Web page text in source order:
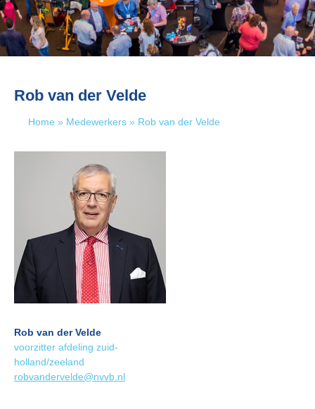
Rob van der Velde
Home » Medewerkers » Rob van der Velde
Rob van der Velde
voorzitter afdeling zuid-
holland/zeeland
robvandervelde@nvvb.nl